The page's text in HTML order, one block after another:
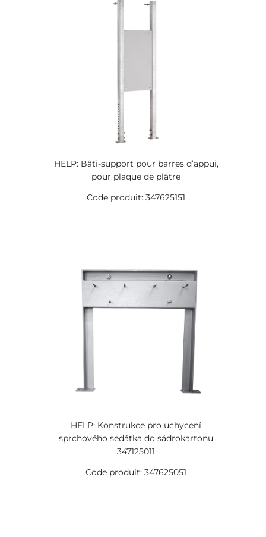
HELP: Bâti-support pour barres d’appui,
pour plaque de plâtre
Code produit: 347625151
HELP: Konstrukce pro uchycení
sprchového sedátka do sádrokartonu
347125011
Code produit: 347625051